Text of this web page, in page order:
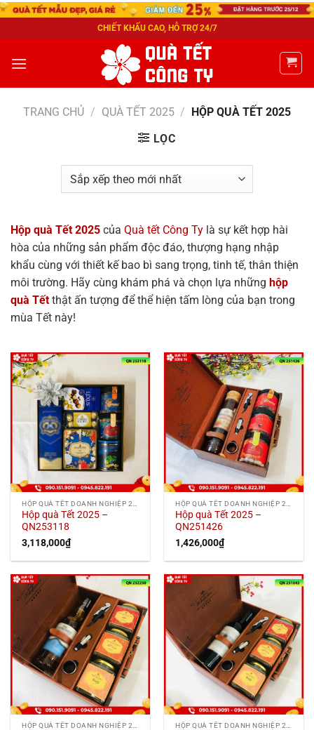
CHIẾT KHẤU CAO, HỖ TRỢ 24/7
TRANG CHỦ / QUÀ TẾT 2025 / HỘP QUÀ TẾT 2025
LỌC
Hộp quà Tết 2025 của Quà tết Công Ty là sự kết hợp hài
hòa của những sản phẩm độc đáo, thượng hạng nhập
khẩu cùng với thiết kế bao bì sang trọng, tinh tế, thân thiện
môi trường. Hãy cùng khám phá và chọn lựa những hộp
quà Tết thật ấn tượng để thể hiện tấm lòng của bạn trong
mùa Tết này!
Hộp quà Tết 2025 –
QN253118
3,118,000₫
Hộp quà Tết 2025 –
QN251426
1,426,000₫